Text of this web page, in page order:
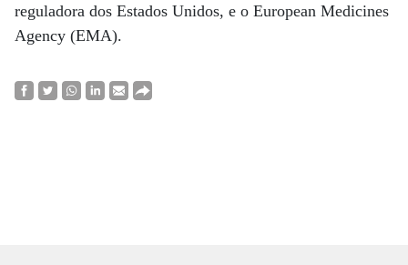
reguladora dos Estados Unidos, e o European Medicines
Agency (EMA).